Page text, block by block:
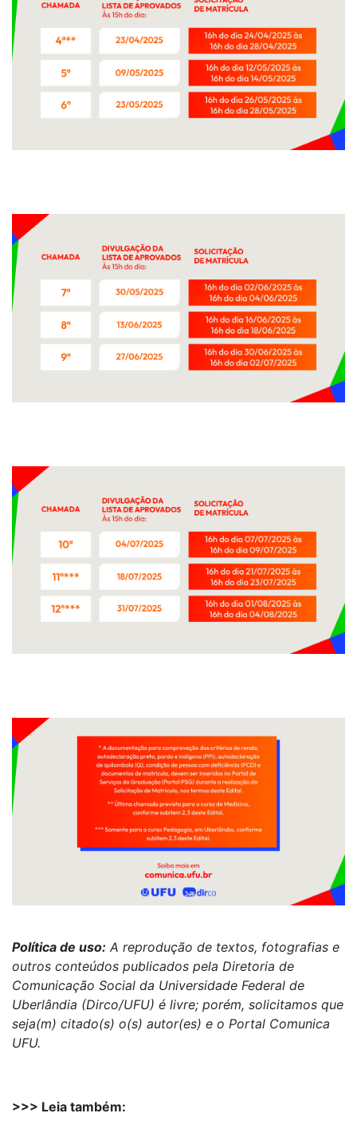
Política de uso: A reprodução de textos, fotografias e
outros conteúdos publicados pela Diretoria de
Comunicação Social da Universidade Federal de
Uberlândia (Dirco/UFU) é livre; porém, solicitamos que
seja(m) citado(s) o(s) autor(es) e o Portal Comunica
UFU.
>>> Leia também: